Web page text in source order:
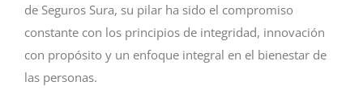
de Seguros Sura, su pilar ha sido el compromiso
constante con los principios de integridad, innovación
con propósito y un enfoque integral en el bienestar de
las personas.